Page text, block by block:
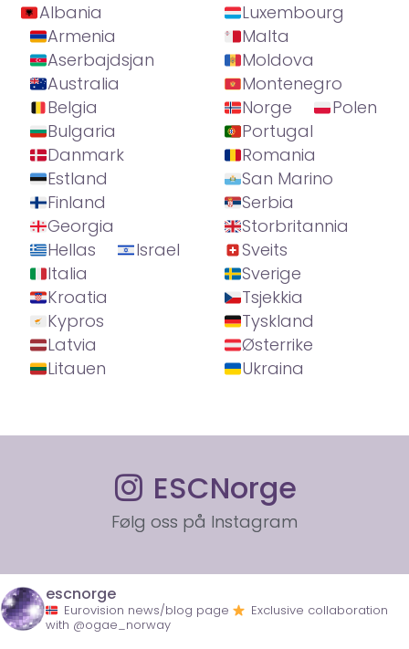
Albania
Armenia
Aserbajdsjan
Australia
Belgia
Bulgaria
Danmark
Estland
Finland
Georgia
Hellas
Israel
Italia
Kroatia
Kypros
Latvia
Litauen
Luxembourg
Malta
Moldova
Montenegro
Norge
Polen
Portugal
Romania
San Marino
Serbia
Storbritannia
Sveits
Sverige
Tsjekkia
Tyskland
Østerrike
Ukraina
ESCNorge
Følg oss på Instagram
escnorge
Eurovision news/blog page
Exclusive collaboration
with @ogae_norway